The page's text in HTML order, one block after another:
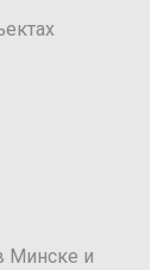
Минске и